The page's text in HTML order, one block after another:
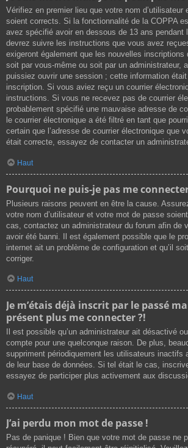
Vérifiez en premier lieu que votre nom d’utilisateur
soient corrects. Si la fonctionnalité de la COPPA
avez spécifié avoir en dessous de 13 ans pendant
devrez suivre les instructions que vous avez
exigeront également que les nouvelles inscriptions
soit par vous-même ou soit par un administrateur,
puissiez ouvrir une session ; cette information
inscription. Si vous aviez reçu un courrier
instructions. Si vous ne recevez pas de courrier
probablement spécifié une mauvaise adresse de
le courrier électronique a été filtré en tant que
certain que l’adresse de courrier électronique que
était correcte, essayez de contacter un
Haut
Pourquoi ne puis-je pas me
Plusieurs raisons peuvent en être la cause.
votre nom d’utilisateur et votre mot de passe
cas, contactez un administrateur du forum afin de
avoir été banni. Il est également possible que le
internet ait un problème de configuration et qu’il
corriger.
Haut
Je m’étais déjà inscrit par le passé
présent plus me connecter ?!
Il est possible qu’un administrateur ait désactivé
compte pour une quelconque raison. De plus,
suppriment périodiquement les utilisateurs inactifs
de leur base de données. Si tel était le cas,
essayez de participer plus activement aux
Haut
J’ai perdu mon mot de passe !
Pas de panique ! Bien que votre mot de passe ne